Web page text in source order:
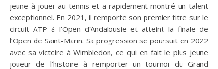
jeune à jouer au tennis et a rapidement montré un talent
exceptionnel. En 2021, il remporte son premier titre sur le
circuit ATP à l’Open d’Andalousie et atteint la finale de
l’Open de Saint-Marin. Sa progression se poursuit en 2022
avec sa victoire à Wimbledon, ce qui en fait le plus jeune
joueur de l’histoire à remporter un tournoi du Grand